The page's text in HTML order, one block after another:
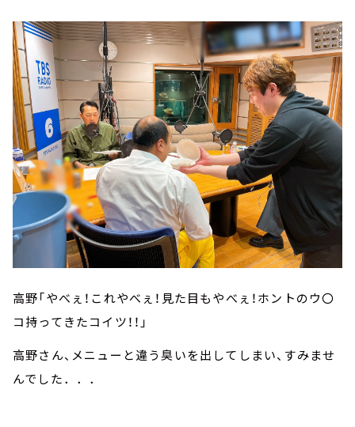
高野「やべぇ！これやべぇ！見た目もやべぇ！ホントのウ〇
コ持ってきたコイツ！！」
高野さん、メニューと違う臭いを出してしまい、すみませ
んでした．．．